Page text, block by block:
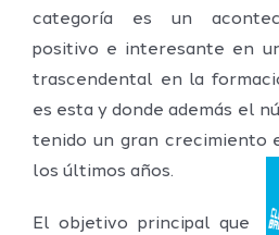
categoría es un
positivo e interesante en
trascendental en la
es esta y donde además el
tenido un gran crecimiento
los últimos años.
El objetivo principal que